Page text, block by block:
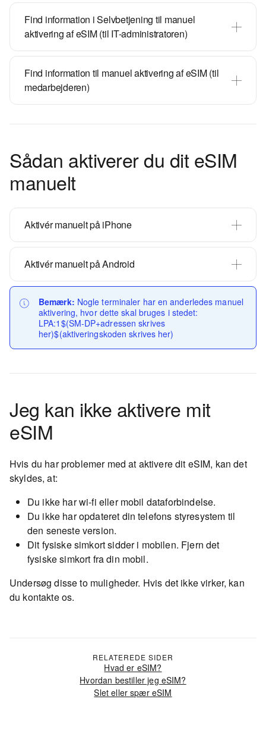
Find information i Selvbetjening til manuel
aktivering af eSIM (til IT-administratoren)
Find information til manuel aktivering af eSIM (til
medarbejderen)
Sådan aktiverer du dit eSIM
manuelt
Aktivér manuelt på iPhone
Aktivér manuelt på Android
Bemærk: Nogle terminaler har en anderledes manuel
aktivering, hvor dette skal bruges i stedet:
LPA:1$(SM-DP+adressen skrives
her)$(aktiveringskoden skrives her)
Jeg kan ikke aktivere mit
eSIM
Hvis du har problemer med at aktivere dit eSIM, kan det
skyldes, at:
Du ikke har wi-fi eller mobil dataforbindelse.
Du ikke har opdateret din telefons styresystem til
den seneste version.
Dit fysiske simkort sidder i mobilen. Fjern det
fysiske simkort fra din mobil.
Undersøg disse to muligheder. Hvis det ikke virker, kan
du kontakte os.
RELATEREDE SIDER
Hvad er eSIM?
Hvordan bestiller jeg eSIM?
Slet eller spær eSIM